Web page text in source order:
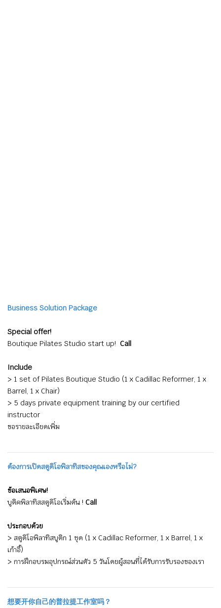
Business Solution Package
Special offer!
Boutique Pilates Studio start up! Call
Include
> 1 set of Pilates Boutique Studio (1 x Cadillac Reformer, 1 x
Barrel, 1 x Chair)
> 5 days private equipment training by our certified
instructor
ขอรายละเอียดเพิ่ม
ต้องการเปิดสตูดิโอพิลาทิสของคุณเองหรือไม่?
ข้อเสนอพิเศษ!
บูติคพิลาทิสสตูดิโอเริ่มต้น ! Call
ประกอบด้วย
> สตูดิโอพิลาทิสบูติก 1 ชุด (1 x Cadillac Reformer, 1 x Barrel, 1 x
เก้าอี้)
> การฝึกอบรมอุปกรณ์ส่วนตัว 5 วันโดยผู้สอนที่ได้รับการรับรองของเรา
想要开你自己的普拉提工作室吗？